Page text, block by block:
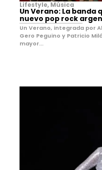
Lifestyle, Música
Un Verano: La
nuevo pop rock
Un Verano, integrada por
Gero Peguino y Patricio
mayor...